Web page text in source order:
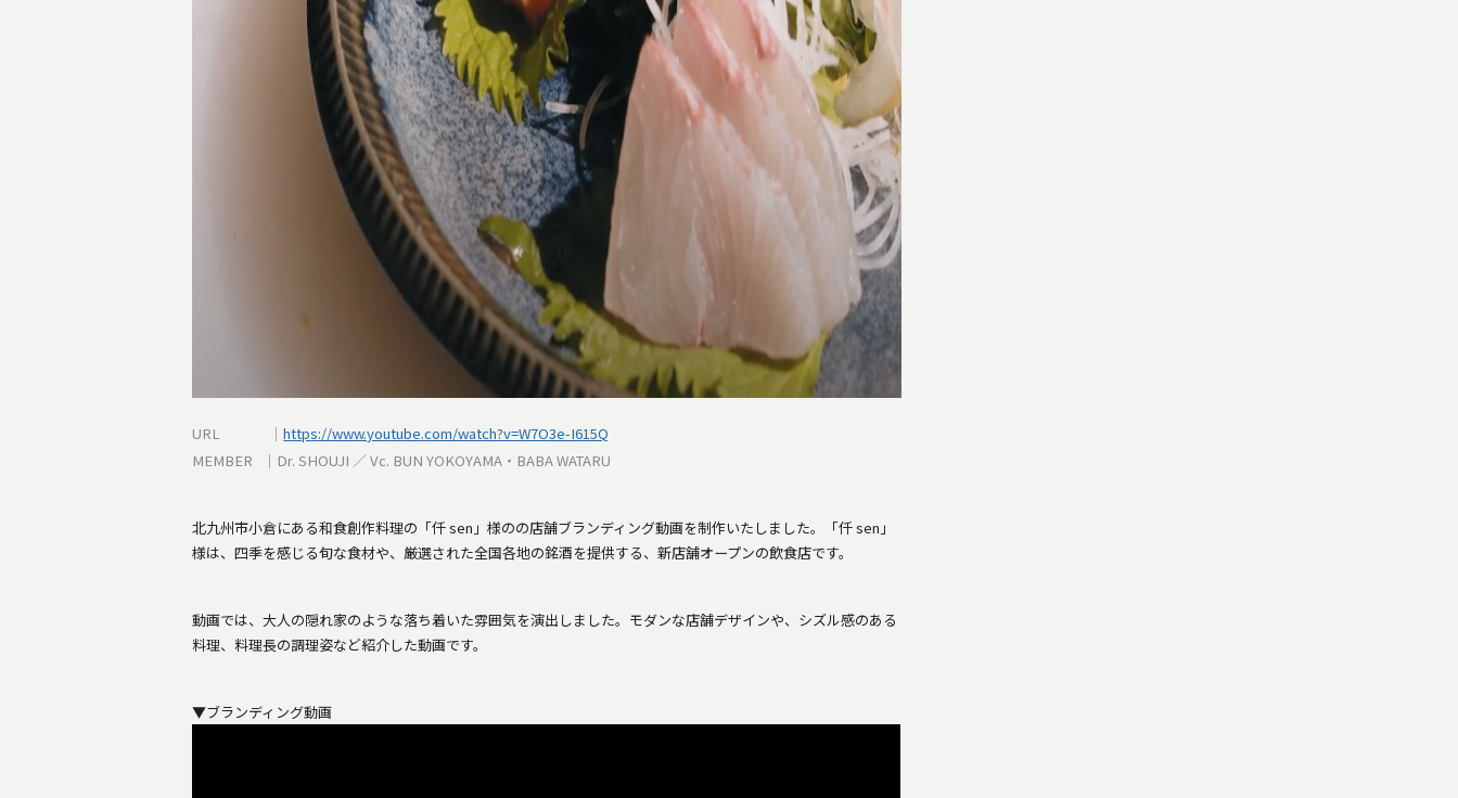
URL ｜https://www.youtube.com/watch?v=W7O3e-I615Q
MEMBER ｜Dr. SHOUJI ／ Vc. BUN YOKOYAMA・BABA WATARU
北九州市小倉にある和食創作料理の「仟 sen」様のの店舗ブランディング動画を制作いたしました。「仟 sen」
様は、四季を感じる旬な食材や、厳選された全国各地の銘酒を提供する、新店舗オープンの飲食店です。
動画では、大人の隠れ家のような落ち着いた雰囲気を演出しました。モダンな店舗デザインや、シズル感のある
料理、料理長の調理姿など紹介した動画です。
▼ブランディング動画